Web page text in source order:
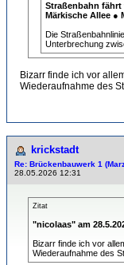
Straßenbahn
Märkische Allee ●
Die
Unterbrechung
Bizarr finde ich vor
Wiederaufnahme des
krickstadt
Re: Brückenbauwerk 1
28.05.2026 12:31
Zitat
"nicolaas" am
Bizarr finde ich vor
Wiederaufnahme des